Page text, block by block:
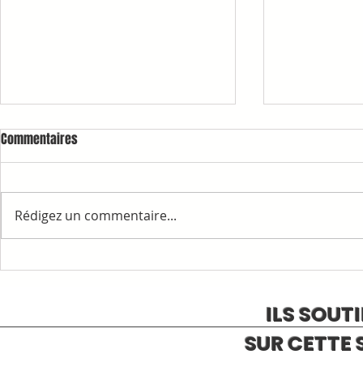
RAPPELS ET INFORMATIONS 1ère
Commentaires
Rédigez un commentaire...
ILS
SUR